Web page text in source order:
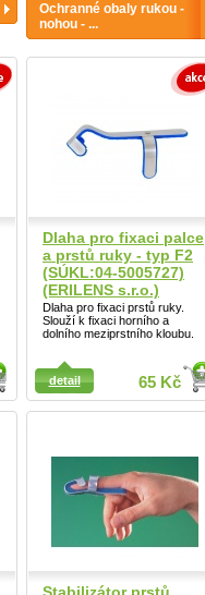
Ochranné obaly rukou -
nohou - ...
Dlaha pro fixaci palce
a prstů ruky - typ F2
(SÚKL:04-5005727)
(ERILENS s.r.o.)
Dlaha pro fixaci prstů ruky.
Slouží k fixaci horního a
dolního meziprstního kloubu.
65 Kč
detail
Detail